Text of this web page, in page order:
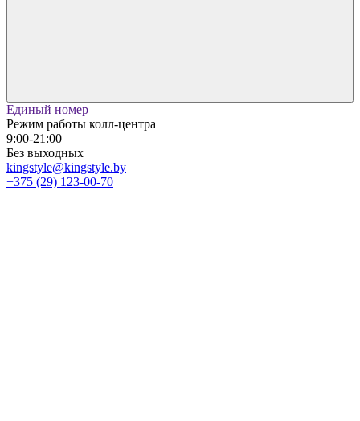
Единый номер
Режим работы колл-центра
9:00-21:00
Без выходных
kingstyle@kingstyle.by
+375 (29) 123-00-70